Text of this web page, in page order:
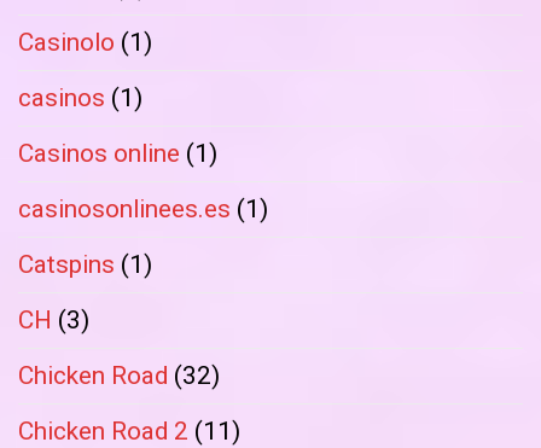
Casinolo (1)
casinos (1)
Casinos online (1)
casinosonlinees.es (1)
Catspins (1)
CH (3)
Chicken Road (32)
Chicken Road 2 (11)